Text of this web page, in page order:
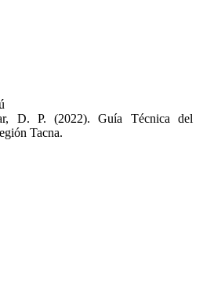
D. P. (2022). Guía Técnica del
Tacna.